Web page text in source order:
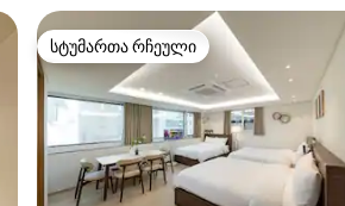
სტუმართა რჩეული
სტუმართა რჩეული